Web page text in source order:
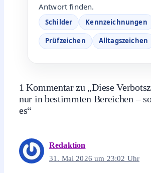
Antwort finden.
Schilder Kennzeichnungen
Prüfzeichen Alltagszeichen
1 Kommentar zu „Diese
nur in bestimmten Bereichen –
es“
Redaktion
31. Mai 2026 um 23:02 Uhr